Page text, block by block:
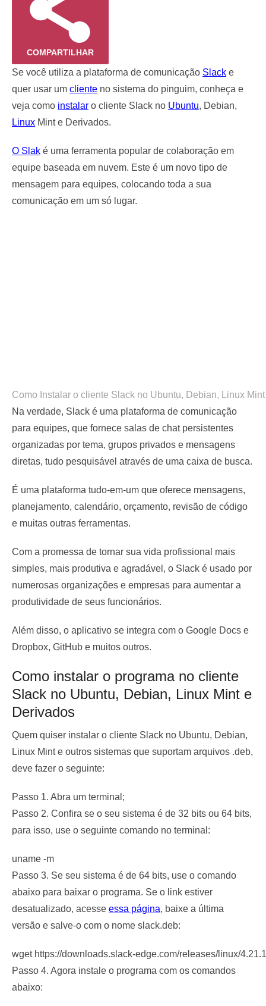
COMPARTILHAR
Se você utiliza a plataforma de comunicação Slack e
quer usar um cliente no sistema do pinguim, conheça e
veja como instalar o cliente Slack no Ubuntu, Debian,
Linux Mint e Derivados.
O Slak é uma ferramenta popular de colaboração em
equipe baseada em nuvem. Este é um novo tipo de
mensagem para equipes, colocando toda a sua
comunicação em um só lugar.
Como Instalar o cliente Slack no Ubuntu, Debian, Linux
Na verdade, Slack é uma plataforma de comunicação
para equipes, que fornece salas de chat persistentes
organizadas por tema, grupos privados e mensagens
diretas, tudo pesquisável através de uma caixa de busca.
É uma plataforma tudo-em-um que oferece mensagens,
planejamento, calendário, orçamento, revisão de código
e muitas outras ferramentas.
Com a promessa de tornar sua vida profissional mais
simples, mais produtiva e agradável, o Slack é usado por
numerosas organizações e empresas para aumentar a
produtividade de seus funcionários.
Além disso, o aplicativo se integra com o Google Docs e
Dropbox, GitHub e muitos outros.
Como instalar o programa no cliente
Slack no Ubuntu, Debian, Linux Mint e
Derivados
Quem quiser instalar o cliente Slack no Ubuntu, Debian,
Linux Mint e outros sistemas que suportam arquivos .deb,
deve fazer o seguinte:
Passo 1. Abra um terminal;
Passo 2. Confira se o seu sistema é de 32 bits ou 64 bits,
para isso, use o seguinte comando no terminal:
uname -m
Passo 3. Se seu sistema é de 64 bits, use o comando
abaixo para baixar o programa. Se o link estiver
desatualizado, acesse essa página, baixe a última
versão e salve-o com o nome slack.deb:
wget https://downloads.slack-edge.com/releases/linux/
Passo 4. Agora instale o programa com os comandos
abaixo: